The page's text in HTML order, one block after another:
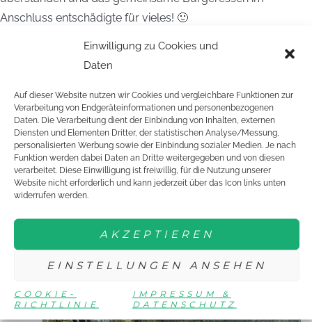
Einwilligung zu Cookies und
Daten
Auf dieser Website nutzen wir Cookies und vergleichbare Funktionen zur
Verarbeitung von Endgeräteinformationen und personenbezogenen
Daten. Die Verarbeitung dient der Einbindung von Inhalten, externen
Diensten und Elementen Dritter, der statistischen Analyse/Messung,
personalisierten Werbung sowie der Einbindung sozialer Medien. Je nach
Funktion werden dabei Daten an Dritte weitergegeben und von diesen
verarbeitet. Diese Einwilligung ist freiwillig, für die Nutzung unserer
Website nicht erforderlich und kann jederzeit über das Icon links unten
widerrufen werden.
AKZEPTIEREN
EINSTELLUNGEN ANSEHEN
COOKIE-
RICHTLINIE
IMPRESSUM &
DATENSCHUTZ
Anschluss entschädigte für vieles! 🙂
Ende Juni fand dann bereits das Abschlussseminar in Fulda
statt. Hier kamen zum ersten und einzigen Mal (fast) alle
einen Kurzfilm zum Thema „Bundesfreiwilligendienst im
Tischtennis“ zu erstellen. Dazu bildeten wir Kleingruppen,
sodass am Ende neun verschieden Filme entstanden. Hierbei
kamen verschiedene interessante und teils auch lustige Clips
zustande. Bei knapp 40 Grad Celsius wurden auch andere
Aktivitäten durchgeführt, wie z.B. „AquaFitness“ im Freibad
und eine Kanutour auf der Fulda. Hierbei hat es jedoch nur
ein Boot geschafft ins Wasser zu fallen, die anderen kamen
dann aber zum Teil auch nicht trocken ans Ziel. Dies war eine
Spaß zusammen hatten.